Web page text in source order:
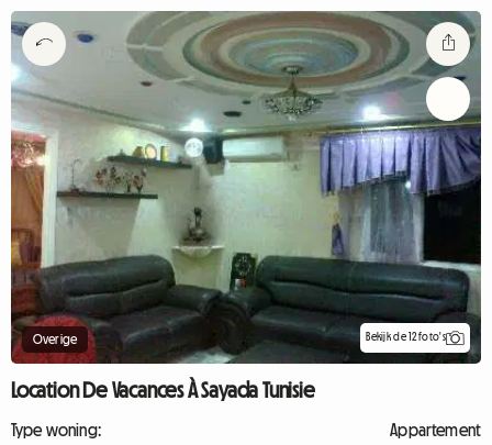
Overige Bekijk de 12 foto's
Location De Vacances À Sayada Tunisie
Type woning:
Appartement